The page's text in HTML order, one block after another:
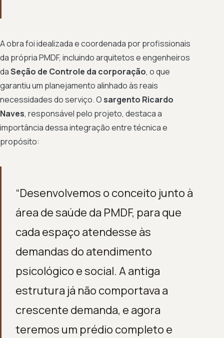
A obra foi idealizada e coordenada por profissionais
da própria PMDF, incluindo arquitetos e engenheiros
daSeção de Controle da corporação, o que
garantiu um planejamento alinhado às reais
necessidades do serviço. O sargento Ricardo
Naves, responsável pelo projeto, destaca a
importância dessa integração entre técnica e
propósito:
“Desenvolvemos o conceito junto à
área de saúde da PMDF, para que
cada espaço atendesse às
demandas do atendimento
psicológico e social. A antiga
estrutura já não comportava a
crescente demanda, e agora
teremos um prédio completo e